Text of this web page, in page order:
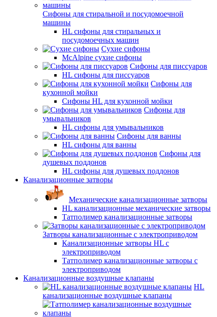
Сифоны для стиральной и посудомоечной
машины
HL сифоны для стиральных и
посудомоечных машин
Сухие сифоны
McAlpine сухие сифоны
Сифоны для писсуаров
HL сифоны для писсуаров
Сифоны для
кухонной мойки
Сифоны HL для кухонной мойки
Сифоны для
умывальников
HL сифоны для умывальников
Сифоны для ванны
HL сифоны для ванны
Сифоны для
душевых поддонов
HL сифоны для душевых поддонов
Канализационные затворы
Механические канализационные затворы
HL канализационные механические затворы
Татполимер канализационные затворы
Затворы канализационные с электроприводом
Канализационные затворы HL с
электроприводом
Татполимер канализационные затворы с
электроприводом
Канализационные воздушные клапаны
HL
канализационные воздушные клапаны